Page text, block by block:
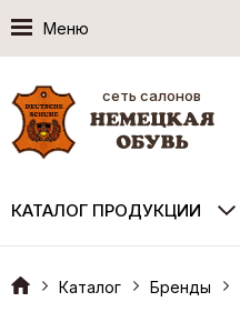
Меню
сеть салонов
КАТАЛОГ ПРОДУКЦИИ
Каталог Бренды